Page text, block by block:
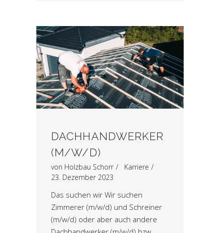
DACHHANDWERKER
(M/W/D)
von Holzbau Schorr
Karriere
23. Dezember 2023
Das suchen wir Wir suchen
Zimmerer (m/w/d) und Schreiner
(m/w/d) oder aber auch andere